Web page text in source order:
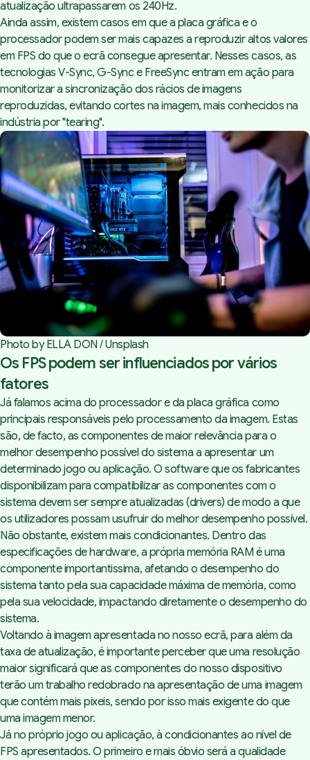
atualização ultrapassarem os 240Hz.
Ainda assim, existem casos em que a placa gráfica e o
processador podem ser mais capazes a reproduzir altos valores
em FPS do que o ecrã consegue apresentar. Nesses casos, as
tecnologias V-Sync, G-Sync e FreeSync entram em ação para
monitorizar a sincronização dos rácios de imagens
reproduzidas, evitando cortes na imagem, mais conhecidos na
indústria por "tearing".
Photo by ELLA DON / Unsplash
Os FPS podem ser influenciados por vários
fatores
Já falamos acima do processador e da placa gráfica como
principais responsáveis pelo processamento da imagem. Estas
são, de facto, as componentes de maior relevância para o
melhor desempenho possível do sistema a apresentar um
determinado jogo ou aplicação. O software que os fabricantes
disponibilizam para compatibilizar as componentes com o
sistema devem ser sempre atualizadas (drivers) de modo a que
os utilizadores possam usufruir do melhor desempenho possível.
Não obstante, existem mais condicionantes. Dentro das
especificações de hardware, a própria memória RAM é uma
componente importantissima, afetando o desempenho do
sistema tanto pela sua capacidade máxima de memória, como
pela sua velocidade, impactando diretamente o desempenho do
sistema.
Voltando à imagem apresentada no nosso ecrã, para além da
taxa de atualização, é importante perceber que uma resolução
maior significará que as componentes do nosso dispositivo
terão um trabalho redobrado na apresentação de uma imagem
que contém mais pixeis, sendo por isso mais exigente do que
uma imagem menor.
Já no próprio jogo ou aplicação, à condicionantes ao nível de
FPS apresentados. O primeiro e mais óbvio será a qualidade